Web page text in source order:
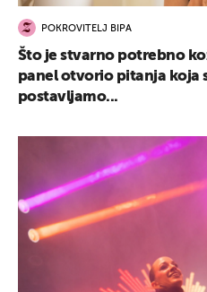
POKROVITELJ BIPA
Što je stvarno potrebno
panel otvorio pitanja koja
postavljamo...